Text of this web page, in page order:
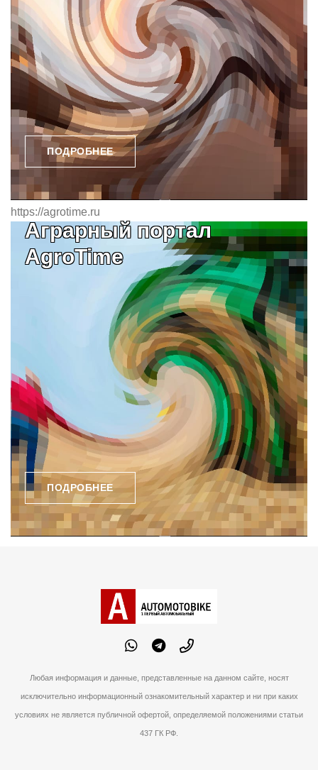
ПОДРОБНЕЕ
https://agrotime.ru
Аграрный портал
AgroTime
ПОДРОБНЕЕ
Любая информация и данные, представленные на данном сайте, носят
исключительно информационный ознакомительный характер и ни при каких
условиях не является публичной офертой, определяемой положениями статьи
437 ГК РФ.